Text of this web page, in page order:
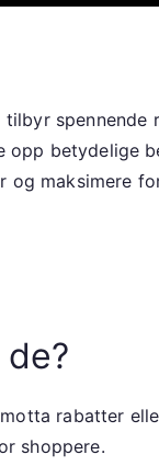
betydelige
og maksimere
rabatter
shoppere.